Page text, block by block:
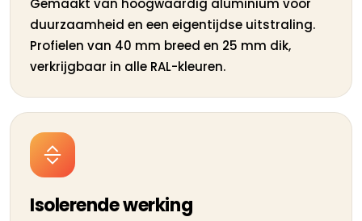
Gemaakt van hoogwaardig aluminium voor
duurzaamheid en een eigentijdse uitstraling.
Profielen van 40 mm breed en 25 mm dik,
verkrijgbaar in alle RAL-kleuren.
Isolerende werking